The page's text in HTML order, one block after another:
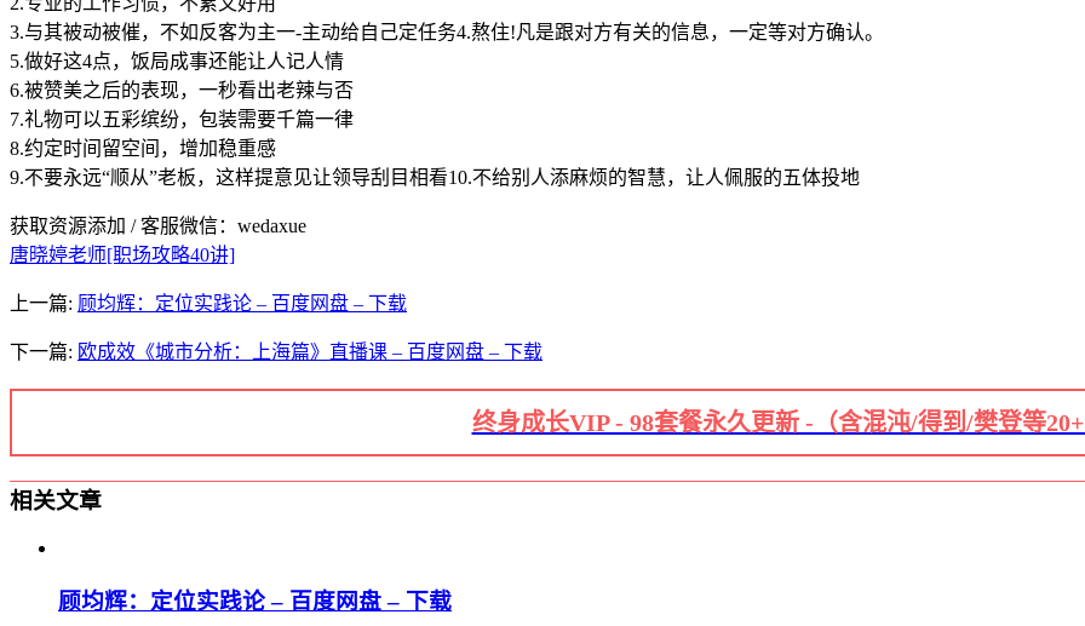
3.与其被动被催，不如反客为主一-主动给自己定任务4.熬住!凡是跟对方有关的信息，一定等对方确认。
5.做好这4点，饭局成事还能让人记人情
6.被赞美之后的表现，一秒看出老辣与否
7.礼物可以五彩缤纷，包装需要千篇一律
8.约定时间留空间，增加稳重感
9.不要永远“顺从”老板，这样提意见让领导刮目相看10.不给别人添麻烦的智慧，让人佩服的五体投地
获取资源添加 / 客服微信：wedaxue
唐晓婷老师[职场攻略40讲]
上一篇: 顾均辉：定位实践论 – 百度网盘 – 下载
下一篇: 欧成效《城市分析：上海篇》直播课 – 百度网盘 – 下载
终身成长VIP - 98套餐永久更新 -（含混沌/得到/樊登等
相关文章
顾均辉：定位实践论 – 百度网盘 – 下载